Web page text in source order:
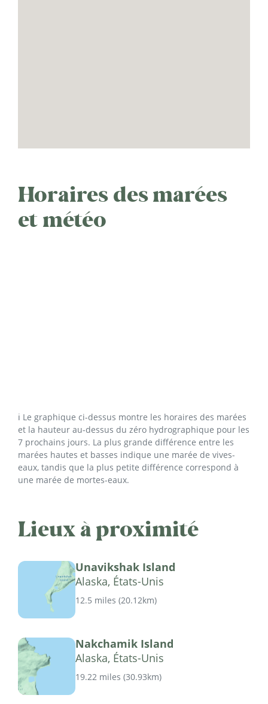
Horaires des marées
et météo
ℹ️ Le graphique ci-dessus montre les horaires des marées
et la hauteur au-dessus du zéro hydrographique pour les
7 prochains jours. La plus grande différence entre les
marées hautes et basses indique une marée de vives-
eaux, tandis que la plus petite différence correspond à
une marée de mortes-eaux.
Lieux à proximité
Unavikshak Island
Alaska, États-Unis
12.5 miles (20.12km)
Nakchamik Island
Alaska, États-Unis
19.22 miles (30.93km)